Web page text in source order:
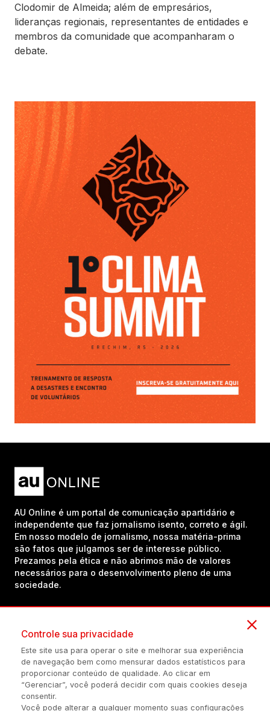
Clodomir de Almeida; além de empresários,
lideranças regionais, representantes de entidades e
membros da comunidade que acompanharam o
debate.
AU Online é um portal de comunicação apartidário e
independente que faz jornalismo isento, correto e ágil.
Em nosso modelo de jornalismo, nossa matéria-prima
são fatos que julgamos ser de interesse público.
Prezamos pela ética e não abrimos mão de valores
necessários para o desenvolvimento pleno de uma
sociedade.
(54) 98434-8385
Controle sua privacidade
Este site usa para operar o site e melhorar sua experiência
de navegação bem como mensurar dados estatísticos para
proporcionar conteúdo de qualidade. Ao clicar em
“Gerenciar”, você poderá decidir com quais cookies deseja
consentir.
Você pode alterar a qualquer momento suas configurações